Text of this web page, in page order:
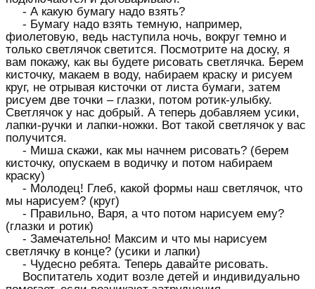
- А какую бумагу надо взять?
- Бумагу надо взять темную, например,
фиолетовую, ведь наступила ночь, вокруг темно и
только светлячок светится. Посмотрите на доску, я
вам покажу, как вы будете рисовать светлячка. Берем
кисточку, макаем в воду, набираем краску и рисуем
круг, не отрывая кисточки от листа бумаги, затем
рисуем две точки – глазки, потом ротик-улыбку.
Светлячок у нас добрый. А теперь добавляем усики,
лапки-ручки и лапки-ножки. Вот такой светлячок у вас
получится.
- Миша скажи, как мы начнем рисовать? (берем
кисточку, опускаем в водичку и потом набираем
краску)
- Молодец! Глеб, какой формы наш светлячок, что
мы нарисуем? (круг)
- Правильно, Варя, а что потом нарисуем ему?
(глазки и ротик)
- Замечательно! Максим и что мы нарисуем
светлячку в конце? (усики и лапки)
- Чудесно ребята. Теперь давайте рисовать.
Воспитатель ходит возле детей и индивидуально